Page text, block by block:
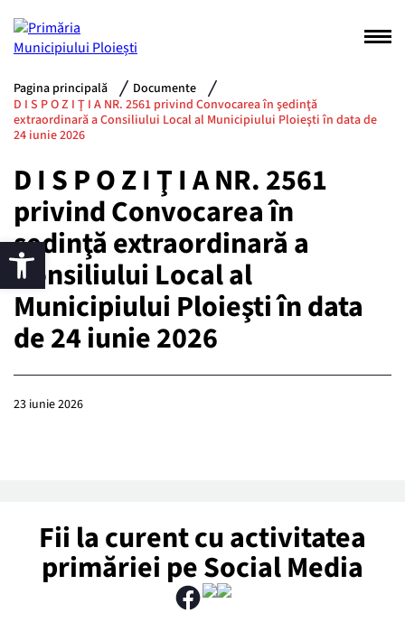
Pagina principală
Documente
D I S P O Z I Ţ I A NR. 2561 privind Convocarea în şedinţă
extraordinară a Consiliului Local al Municipiului Ploieşti în data de
24 iunie 2026
D I S P O Z I Ţ I A NR. 2561
privind Convocarea în
şedinţă extraordinară a
Consiliului Local al
Municipiului Ploieşti în data
de 24 iunie 2026
23 iunie 2026
Fii la curent cu activitatea
primăriei pe Social Media